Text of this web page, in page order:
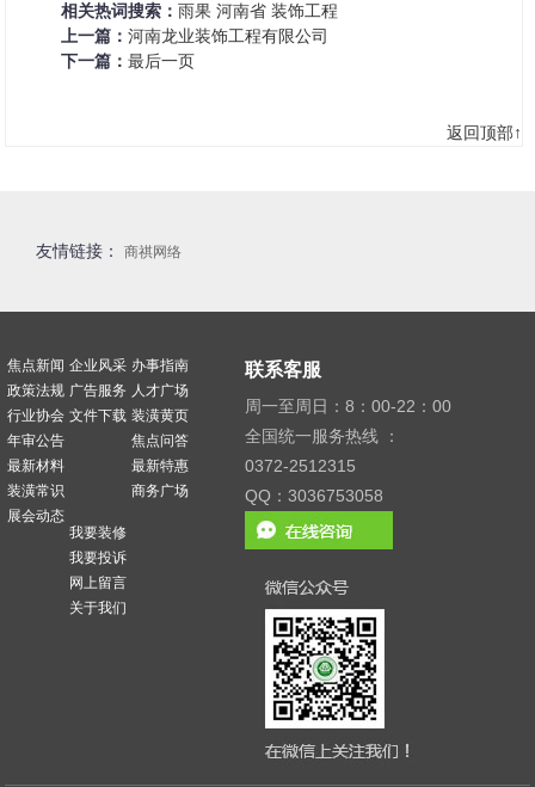
相关热词搜索：雨果 河南省 装饰工程
上一篇：河南龙业装饰工程有限公司
下一篇：最后一页
返回顶部↑
友情链接： 商祺网络
焦点新闻
政策法规
行业协会
年审公告
最新材料
装潢常识
展会动态
企业风采
广告服务
文件下载
办事指南
人才广场
装潢黄页
焦点问答
最新特惠
商务广场
我要装修
我要投诉
网上留言
关于我们
联系客服
周一至周日：8：00-22：00
全国统一服务热线 ：
0372-2512315
QQ：3036753058